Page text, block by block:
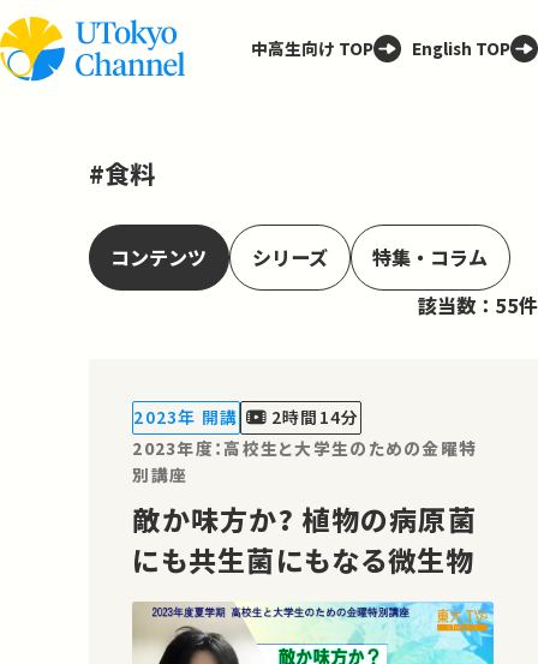
中高生向け TOP English TOP
#食料
コンテンツ シリーズ
特集・コラム
該当数：55件
2023年 開講
2時間14分
2023年度：高校生と大学生のための金曜特
別講座
敵か味方か? 植物の病原菌
にも共生菌にもなる微生物